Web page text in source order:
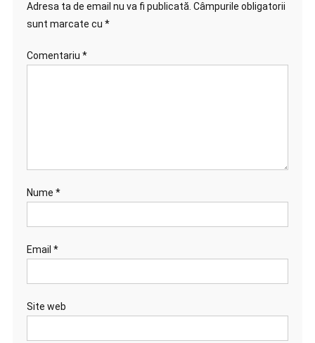
Adresa ta de email nu va fi publicată. Câmpurile obligatorii
sunt marcate cu *
Comentariu *
Nume *
Email *
Site web